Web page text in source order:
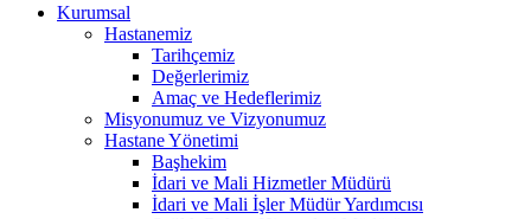
Kurumsal
Hastanemiz
Tarihçemiz
Değerlerimiz
Amaç ve Hedeflerimiz
Misyonumuz ve Vizyonumuz
Hastane Yönetimi
Başhekim
İdari ve Mali Hizmetler Müdürü
İdari ve Mali İşler Müdür Yardımcısı